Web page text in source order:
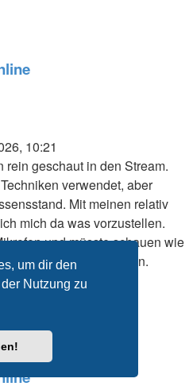
um dir den
Nutzung zu
10:21
rein geschaut in den Stream.
verwendet, aber
Mit meinen relativ
mich da was vorzustellen.
und müsste schauen wie
+ Audio vom Mikrofon.